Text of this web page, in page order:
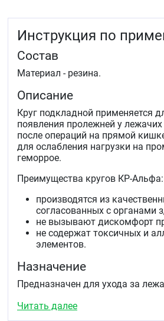
Инструкция по
Состав
Материал - резина.
Описание
Круг подкладной применяется
появления пролежней у
после операций на прямой
для ослабления нагрузки на
геморрое.
Преимущества кругов КР-Альфа:
производятся из
согласованных с органами
не вызывают дискомфорт
не содержат токсичных и
элементов.
Назначение
Предназначен для ухода за
Показания
Читать далее